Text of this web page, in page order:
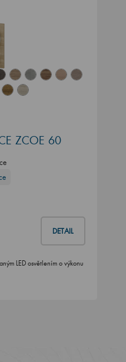
ZCOE 60
DETAIL
LED osvětlením o výkonu